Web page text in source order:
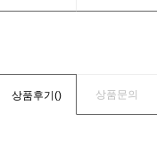
상품후기() 상품문의